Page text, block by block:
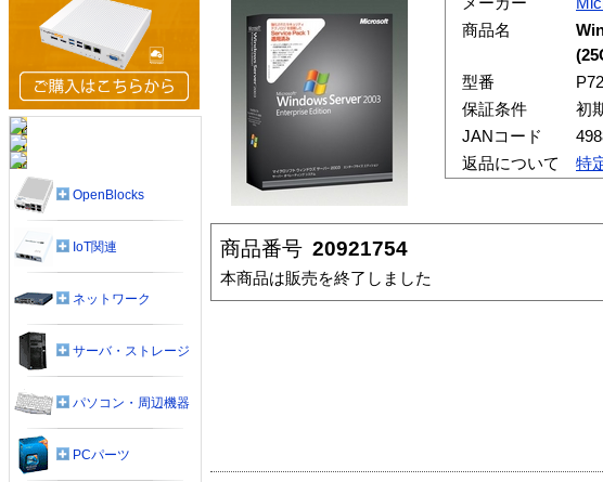
商品名
型番
保証条件
初
JANコード
返品について
特
商品番号 20921754
本商品は販売を終了しました
OpenBlocks
IoT関連
ネットワーク
サーバ・ストレージ
パソコン・周辺機器
PCパーツ